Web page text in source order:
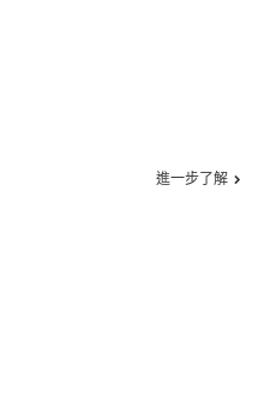
進一步了解